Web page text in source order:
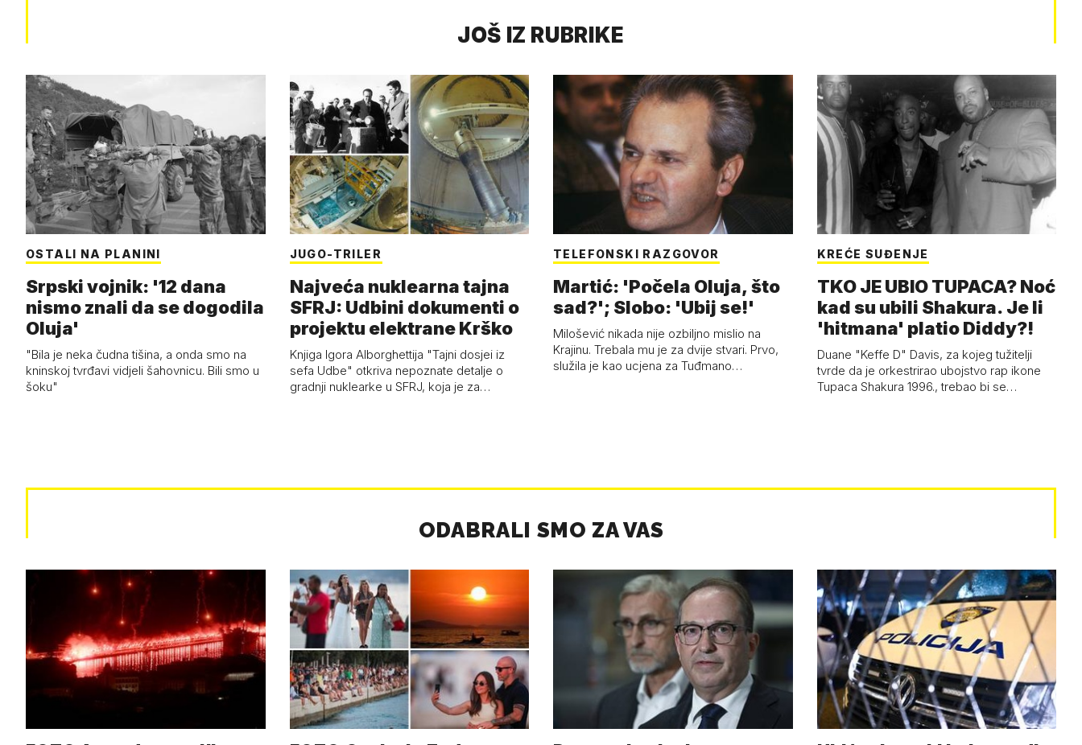
JOŠ IZ RUBRIKE
OSTALI NA PLANINI
Srpski vojnik: '12 dana
nismo znali da se dogodila
Oluja'
"Bila je neka čudna tišina, a onda smo na
kninskoj tvrđavi vidjeli šahovnicu. Bili smo u
šoku"
JUGO-TRILER
Najveća nuklearna tajna
SFRJ: Udbini dokumenti o
projektu elektrane Krško
Knjiga Igora Alborghettija "Tajni dosjei iz
sefa Udbe" otkriva nepoznate detalje o
gradnji nuklearke u SFRJ, koja je za…
TELEFONSKI RAZGOVOR
Martić: 'Počela Oluja, što
sad?'; Slobo: 'Ubij se!'
Milošević nikada nije ozbiljno mislio na
Krajinu. Trebala mu je za dvije stvari. Prvo,
služila je kao ucjena za Tuđmano…
KREĆE SUĐENJE
TKO JE UBIO TUPACA? Noć
kad su ubili Shakura. Je li
'hitmana' platio Diddy?!
Duane "Keffe D" Davis, za kojeg tužitelji
tvrde da je orkestrirao ubojstvo rap ikone
Tupaca Shakura 1996., trebao bi se…